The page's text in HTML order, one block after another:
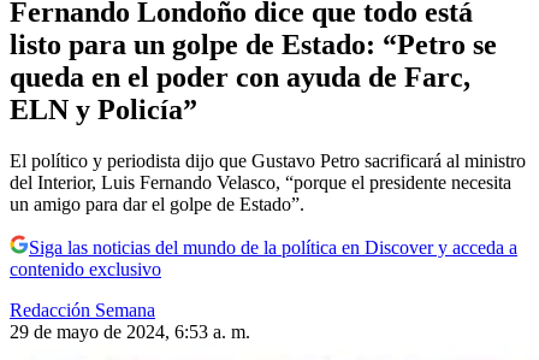
Fernando Londoño dice que todo está
listo para un golpe de Estado: “Petro se
queda en el poder con ayuda de Farc,
ELN y Policía”
El político y periodista dijo que Gustavo Petro sacrificará al ministro
del Interior, Luis Fernando Velasco, “porque el presidente necesita
un amigo para dar el golpe de Estado”.
Siga las noticias del mundo de la política en Discover y acceda a
contenido exclusivo
Redacción Semana
29 de mayo de 2024, 6:53 a. m.